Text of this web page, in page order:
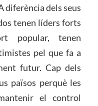
diferència dels seus
tenen líders forts
popular, tenen
pel que fa a
futur. Cap dels
països perquè les
el control